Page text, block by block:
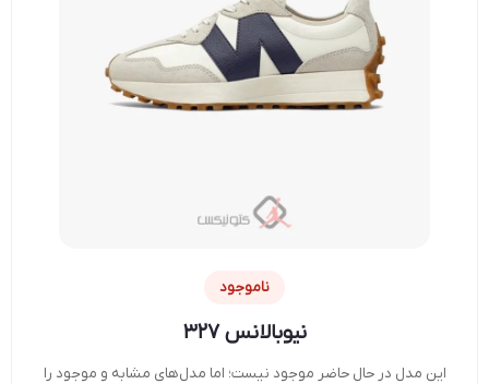
ناموجود
نیوبالانس ۳۲۷
این مدل در حال حاضر موجود نیست؛ اما مدل‌های مشابه و موجود را